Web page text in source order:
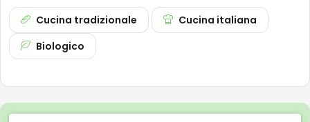
Cucina tradizionale
Cucina italiana
Biologico